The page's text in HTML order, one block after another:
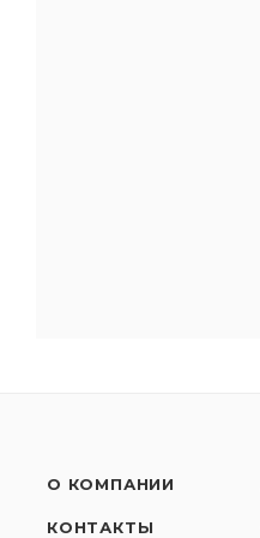
О КОМПАНИИ
КОНТАКТЫ